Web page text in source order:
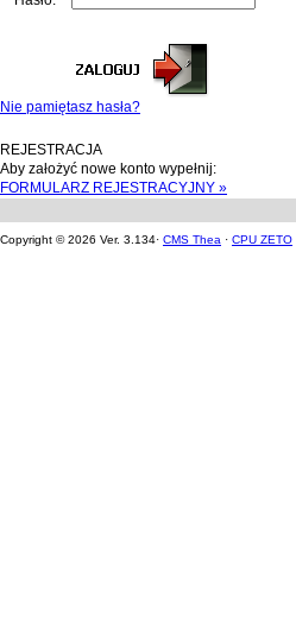
Nie pamiętasz hasła?
REJESTRACJA
Aby założyć nowe konto wypełnij:
FORMULARZ REJESTRACYJNY »
Copyright © 2026 Ver. 3.134· CMS Thea · CPU ZETO